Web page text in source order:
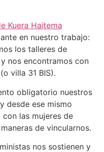
Kuera Haitema
en nuestro trabajo:
los talleres de
nos encontramos con
villa 31 BIS).
obligatorio nuestros
desde ese mismo
las mujeres de
de vincularnos.
nos sostienen y